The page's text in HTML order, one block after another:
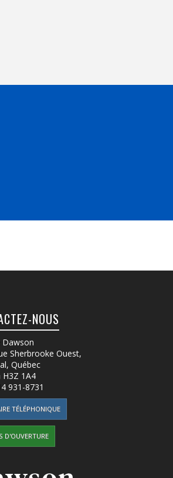
NOUS
Dawson
Sherbrooke Ouest,
Québec
H3Z 1A4
931-8731
TÉLÉPHONIQUE
D'OUVERTURE